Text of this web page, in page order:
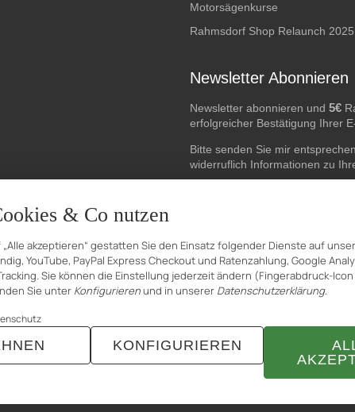
Motorsägenkurse
Rahmsdorf Shop Relaunch 2025
Newsletter Abonnieren
Newsletter abonnieren und 5€
erfolgreicher Bestätigung Ihrer
Bitte senden Sie mir
widerruflich Informationen zu
& Co nutzen
„Alle akzeptieren“ gestatten Sie den Einsatz folgender Dienste auf
YouTube, PayPal Express Checkout und Ratenzahlung, Google
Sie können die Einstellung jederzeit ändern (Fingerabdruck-
Sie unter Konfigurierenund in unserer Datenschutzerklärung.
KONFIGURIEREN